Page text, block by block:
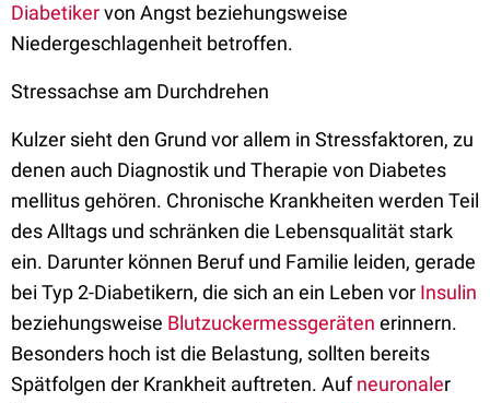
Diabetikervon Angst beziehungsweise
Niedergeschlagenheit betroffen.
Stressachse am Durchdrehen
Kulzer sieht den Grund vor allem in Stressfaktoren, zu
denen auch Diagnostik und Therapie von Diabetes
mellitus gehören. Chronische Krankheiten werden Teil
des Alltags und schränken die Lebensqualität stark
ein. Darunter können Beruf und Familie leiden, gerade
bei Typ 2-Diabetikern, die sich an ein Leben vor Insulin
beziehungsweise Blutzuckermessgeräten erinnern.
Besonders hoch ist die Belastung, sollten bereits
Spätfolgen der Krankheit auftreten. Aufneuronaler